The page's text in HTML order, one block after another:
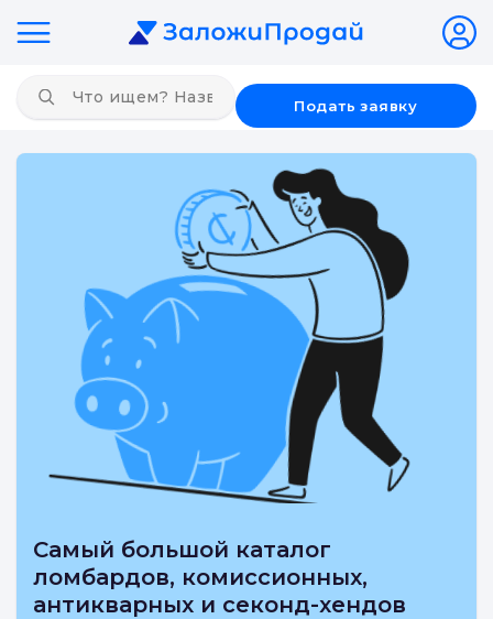
Подать заявку
Самый большой каталог
ломбардов, комиссионных,
антикварных и секонд-хендов